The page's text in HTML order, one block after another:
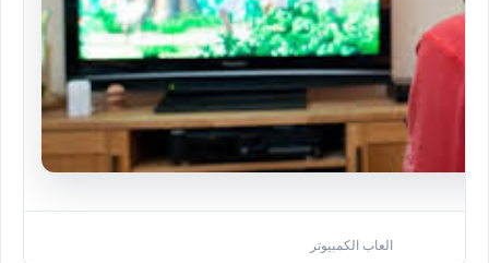
العاب الكمبيوتر